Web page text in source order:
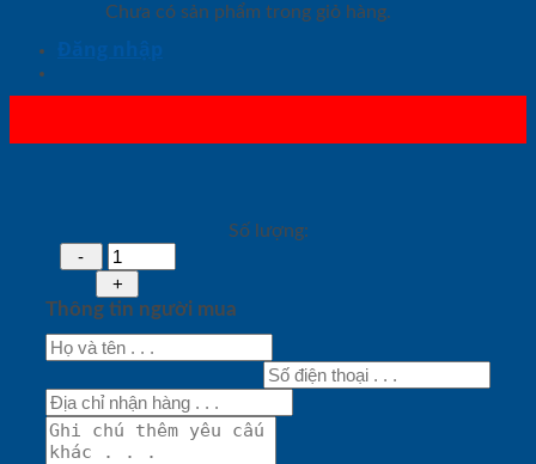
Chưa có sản phẩm trong giỏ hàng.
Đăng nhập
Số lượng:
Thông tin người mua